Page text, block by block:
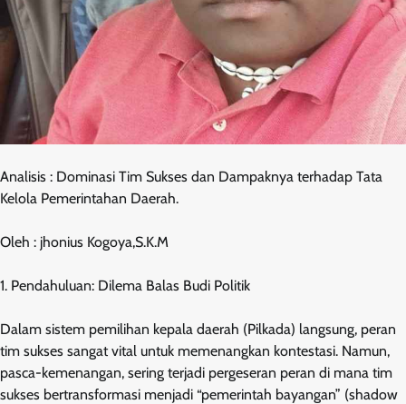
Analisis : Dominasi Tim Sukses dan Dampaknya terhadap Tata
Kelola Pemerintahan Daerah.
Oleh : jhonius Kogoya,S.K.M
1. Pendahuluan: Dilema Balas Budi Politik
Dalam sistem pemilihan kepala daerah (Pilkada) langsung, peran
tim sukses sangat vital untuk memenangkan kontestasi. Namun,
pasca-kemenangan, sering terjadi pergeseran peran di mana tim
sukses bertransformasi menjadi “pemerintah bayangan” (shadow